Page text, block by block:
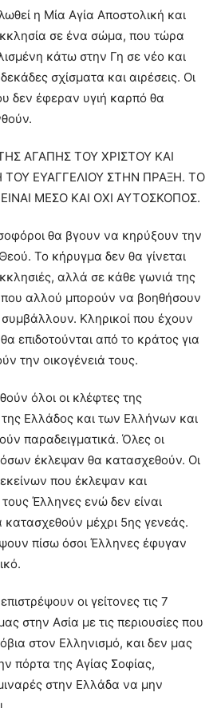
η Μία Αγία Αποστολική και
σε ένα σώμα, που τώρα
κάτω στην Γη σε νέο και
σχίσματα και αιρέσεις. Οι
δεν έφεραν υγιή καρπό θα
ΑΓΑΠΗΣ ΤΟΥ ΧΡΙΣΤΟΥ ΚΑΙ
ΕΥΑΓΓΕΛΙΟΥ ΣΤΗΝ ΠΡΑΞΗ. ΤΟ
ΜΕΣΟ ΚΑΙ ΟΧΙ ΑΥΤΟΣΚΟΠΟΣ.
θα βγουν να κηρύξουν την
Το κήρυγμα δεν θα γίνεται
αλλά σε κάθε γωνιά της
αλλού μπορούν να βοηθήσουν
Κληρικοί που έχουν
επιδοτούνται από το κράτος για
την οικογένειά τους.
όλοι οι κλέφτες της
της Ελλάδος και των Ελλήνων και
παραδειγματικά. Όλες οι
όσων έκλεψαν θα κατασχεθούν. Οι
εκείνων που έκλεψαν και
Έλληνες ενώ δεν είναι
μέχρι 5ης γενεάς.
πίσω όσοι Έλληνες έφυγαν
οι γείτονες τις 7
στην Ασία με τις περιουσίες που
στον Ελληνισμό, και δεν μας
πόρτα της Αγίας Σοφίας,
στην Ελλάδα να μην